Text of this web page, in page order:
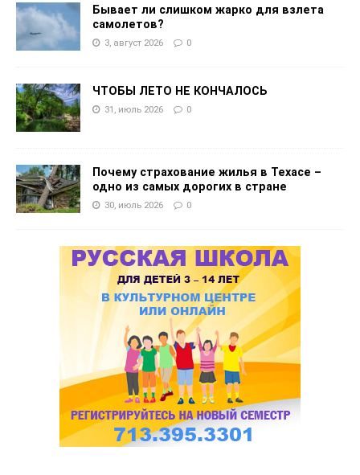
Бывает ли слишком жарко для взлета
самолетов?
3, август 2026 0
ЧТОБЫ ЛЕТО НЕ КОНЧАЛОСЬ
31, июль 2026 0
Почему страхование жилья в Техасе –
одно из самых дорогих в стране
30, июль 2026 0